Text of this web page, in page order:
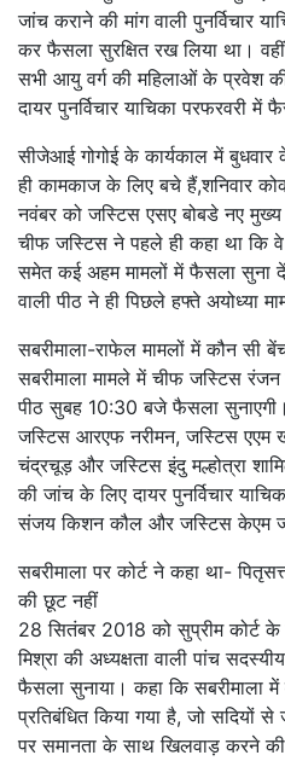
जांच कराने की मांग वाली पुनर्विचार
कर फैसला सुरक्षित रख लिया था।
सभी आयु वर्ग की महिलाओं के
दायर पुनर्विचार याचिका परफरवरी में
सीजेआई गोगोई के कार्यकाल में
ही कामकाज के लिए बचे हैं,शनिवार
नवंबर को जस्टिस एसए बोबडे नए
चीफ जस्टिस ने पहले ही कहा था कि
समेत कई अहम मामलों में फैसला सुना
वाली पीठ ने ही पिछले हफ्ते अयोध्या
सबरीमाला-राफेल मामलों में कौन सी
सबरीमाला मामले में चीफ जस्टिस रंजन
पीठ सुबह 10:30 बजे फैसला
जस्टिस आरएफ नरीमन, जस्टिस एएम
चंद्रचूड़ और जस्टिस इंदु मल्होत्रा
की जांच के लिए दायर पुनर्विचार
संजय किशन कौल और जस्टिस केएम
सबरीमाला पर कोर्ट ने कहा था-
की छूट नहीं
28 सितंबर 2018 को सुप्रीम कोर्ट
मिश्रा की अध्यक्षता वाली पांच
फैसला सुनाया। कहा कि सबरीमाला में
प्रतिबंधित किया गया है, जो सदियों से
पर समानता के साथ खिलवाड़ करने